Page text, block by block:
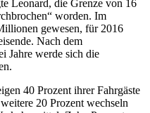
Leonard, die Grenze von 16
worden. Im
gewesen, für 2016
Nach dem
Jahre werde sich die
40 Prozent ihrer Fahrgäste
20 Prozent wechseln